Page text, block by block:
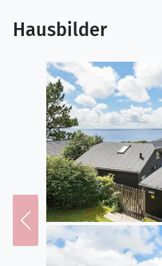
Der Garten und die
Outdoor-Aktivitäten
Terrasse finden Sie
einer Tasse Kaffee
über die grandiose
können. Der
für gesellige
Tisch versammeln und
Mahlzeit genießen
nahegelegenen Wälder
es zahlreiche
Hausbilder